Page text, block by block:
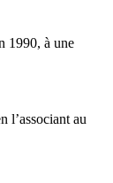
1990, à une
l’associant au